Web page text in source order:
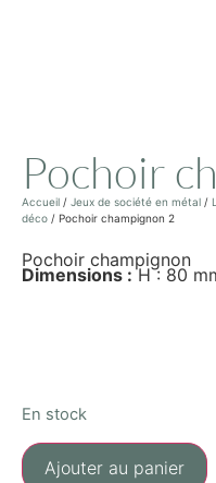
Pochoir
Accueil / Jeux de société en métal /
déco / Pochoir champignon 2
Pochoir champignon
Dimensions : H : 80
En stock
Ajouter au panier